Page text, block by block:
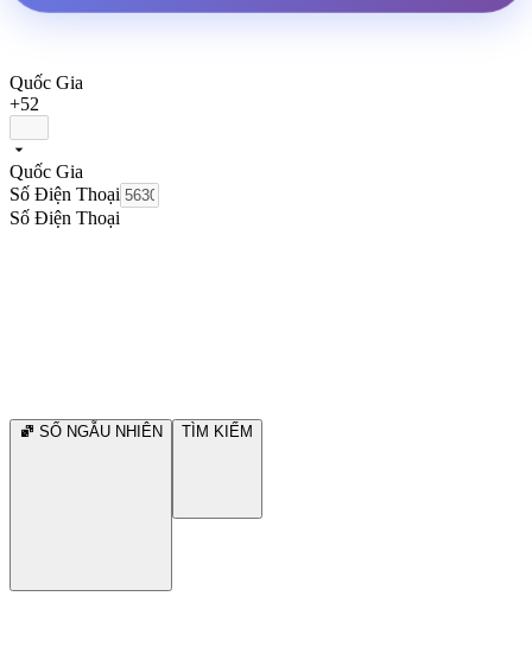
Quốc Gia
+52
Quốc Gia
Số Điện Thoại
Số Điện Thoại
SỐ NGẪU NHIÊN TÌM KIẾM